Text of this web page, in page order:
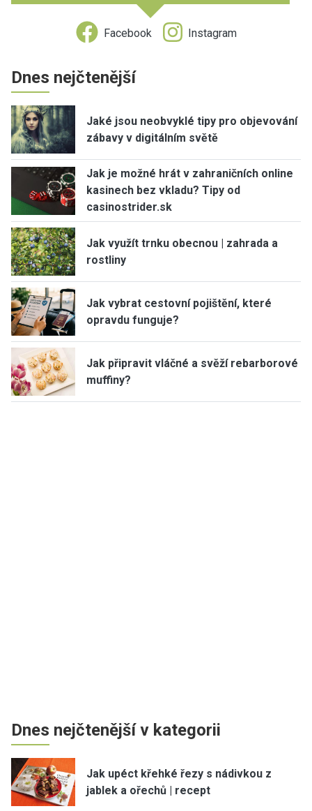
Facebook Instagram
Dnes nejčtenější
Jaké jsou neobvyklé tipy pro objevování
zábavy v digitálním světě
Jak je možné hrát v zahraničních online
kasinech bez vkladu? Tipy od
casinostrider.sk
Jak využít trnku obecnou | zahrada a
rostliny
Jak vybrat cestovní pojištění, které
opravdu funguje?
Jak připravit vláčné a svěží rebarborové
muffiny?
Dnes nejčtenější v kategorii
Jak upéct křehké řezy s nádivkou z
jablek a ořechů | recept